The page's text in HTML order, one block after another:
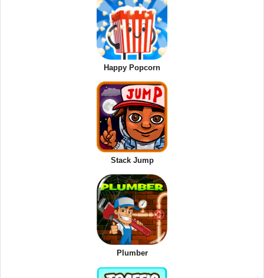
Happy Popcorn
Stack Jump
Plumber